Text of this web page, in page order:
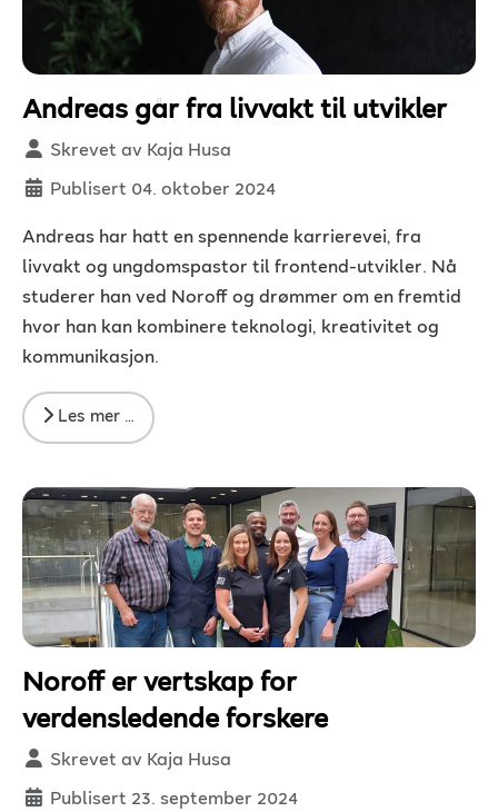
Andreas går fra livvakt til utvikler
Detaljer
Skrevet av Kaja Husa
Publisert 04. oktober 2024
Andreas har hatt en spennende karrierevei, fra
livvakt og ungdomspastor til frontend-utvikler. Nå
studerer han ved Noroff og drømmer om en fremtid
hvor han kan kombinere teknologi, kreativitet og
kommunikasjon.
Les mer …
Noroff er vertskap for
verdensledende forskere
Detaljer
Skrevet av Kaja Husa
Publisert 23. september 2024